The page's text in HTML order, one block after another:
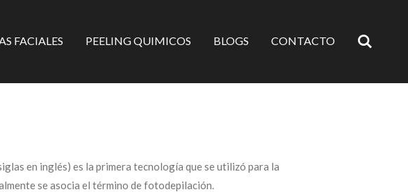
FACIALES PEELING QUIMICOS BLOGS CONTACTO
en inglés) es la primera tecnología que se utilizó para la
se asocia el término de fotodepilación.